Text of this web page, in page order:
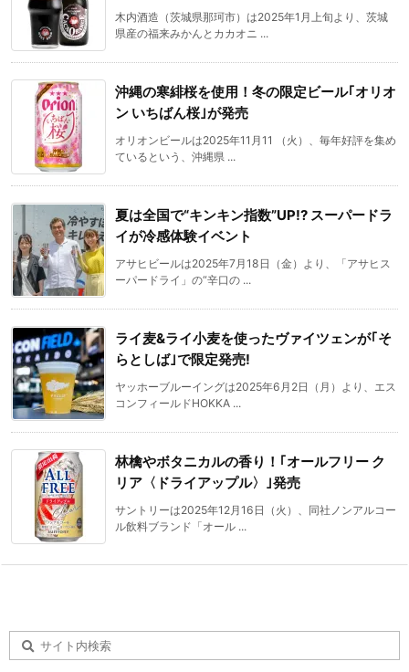
木内酒造（茨城県那珂市）は2025年1月上旬より、茨城
県産の福来みかんとカカオニ ...
沖縄の寒緋桜を使用！冬の限定ビール｢オリオ
ン いちばん桜｣が発売
オリオンビールは2025年11月11 （火）、毎年好評を集め
ているという、沖縄県 ...
夏は全国で“キンキン指数”UP!? スーパードラ
イが冷感体験イベント
アサヒビールは2025年7月18日（金）より、「アサヒス
ーパードライ」の“辛口の ...
ライ麦&ライ小麦を使ったヴァイツェンが｢そ
らとしば｣で限定発売!
ヤッホーブルーイングは2025年6月2日（月）より、エス
コンフィールドHOKKA ...
林檎やボタニカルの香り！｢オールフリー ク
リア〈ドライアップル〉｣発売
サントリーは2025年12月16日（火）、同社ノンアルコー
ル飲料ブランド「オール ...